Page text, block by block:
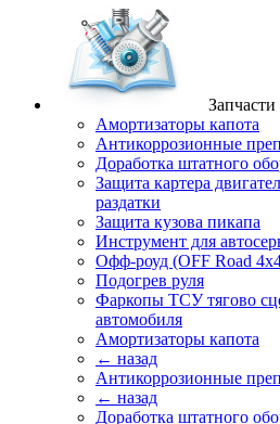
Запчасти
Амортизаторы капота
Антикоррозионные
Доработка штатного
Защита картера
раздатки
Защита кузова пикапа
Инструмент для
Офф-роуд (OFF Road
Подогрев руля
Фаркопы ТСУ тягово
автомобиля
Амортизаторы капота
← назад
Антикоррозионные
← назад
Доработка штатного